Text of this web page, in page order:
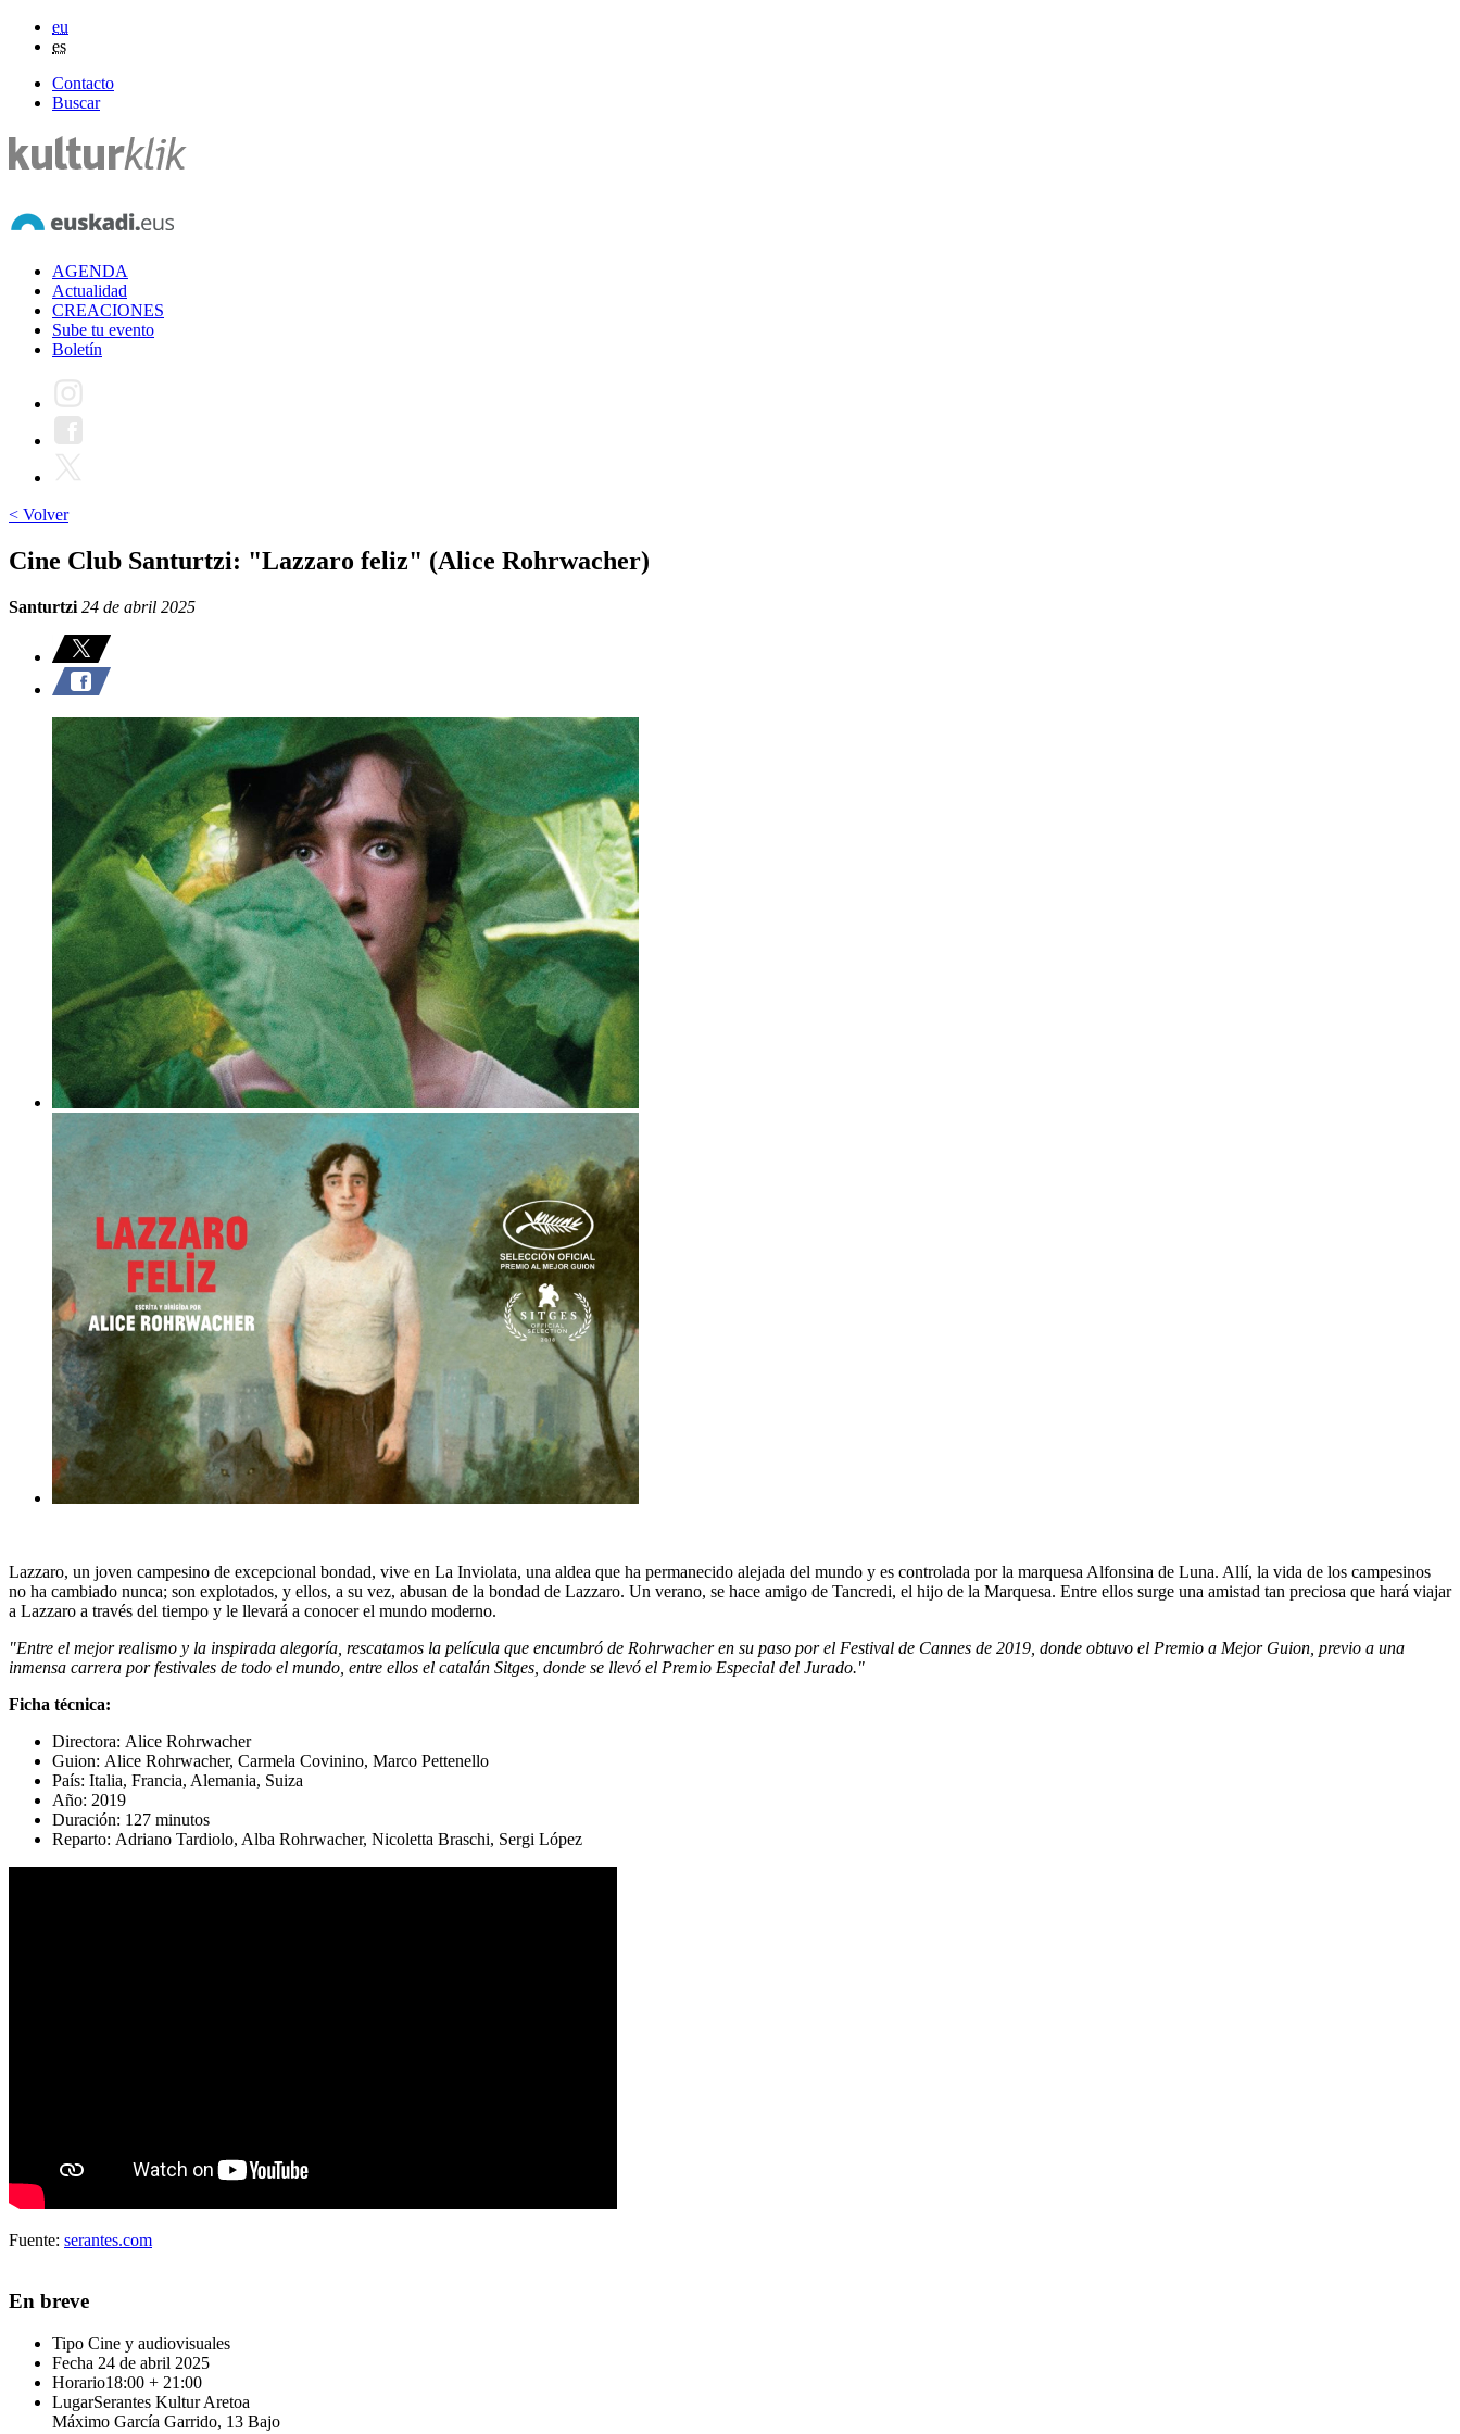
eu
es
Contacto
Buscar
AGENDA
Actualidad
CREACIONES
Sube tu evento
Boletín
< Volver
Cine Club Santurtzi: "Lazzaro feliz" (Alice Rohrwacher)
Santurtzi 24 de abril 2025
Lazzaro, un joven campesino de excepcional bondad, vive en La Inviolata, una aldea que ha permanecido alejada del mundo y es controlada por la marquesa Alfonsina de Luna. Allí, la vida de los campesinos
no ha cambiado nunca; son explotados, y ellos, a su vez, abusan de la bondad de Lazzaro. Un verano, se hace amigo de Tancredi, el hijo de la Marquesa. Entre ellos surge una amistad tan preciosa que hará viajar
a Lazzaro a través del tiempo y le llevará a conocer el mundo moderno.
"Entre el mejor realismo y la inspirada alegoría, rescatamos la película que encumbró de Rohrwacher en su paso por el Festival de Cannes de 2019, donde obtuvo el Premio a Mejor Guion, previo a una
inmensa carrera por festivales de todo el mundo, entre ellos el catalán Sitges, donde se llevó el Premio Especial del Jurado."
Ficha técnica:
Directora: Alice Rohrwacher
Guion: Alice Rohrwacher, Carmela Covinino, Marco Pettenello
País: Italia, Francia, Alemania, Suiza
Año: 2019
Duración: 127 minutos
Reparto: Adriano Tardiolo, Alba Rohrwacher, Nicoletta Braschi, Sergi López
Fuente: serantes.com
En breve
Tipo Cine y audiovisuales
Fecha 24 de abril 2025
Horario18:00 + 21:00
LugarSerantes Kultur Aretoa
Máximo García Garrido, 13 Bajo